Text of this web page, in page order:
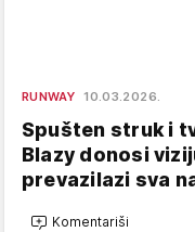
RUNWAY 10.03.2026.
Spušten struk i
Blazy donosi
prevazilazi sva
Komentariši